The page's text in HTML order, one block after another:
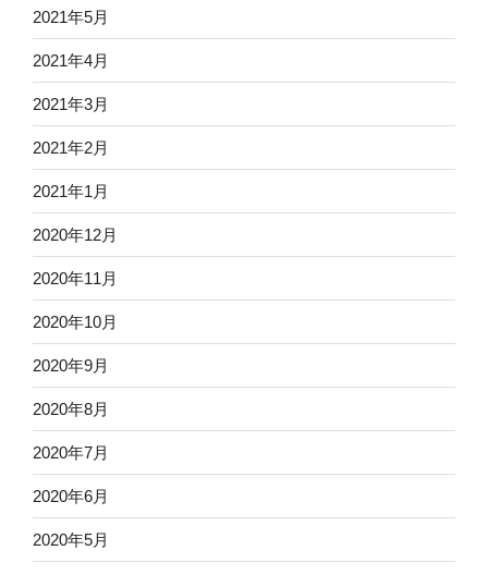
2021年5月
2021年4月
2021年3月
2021年2月
2021年1月
2020年12月
2020年11月
2020年10月
2020年9月
2020年8月
2020年7月
2020年6月
2020年5月